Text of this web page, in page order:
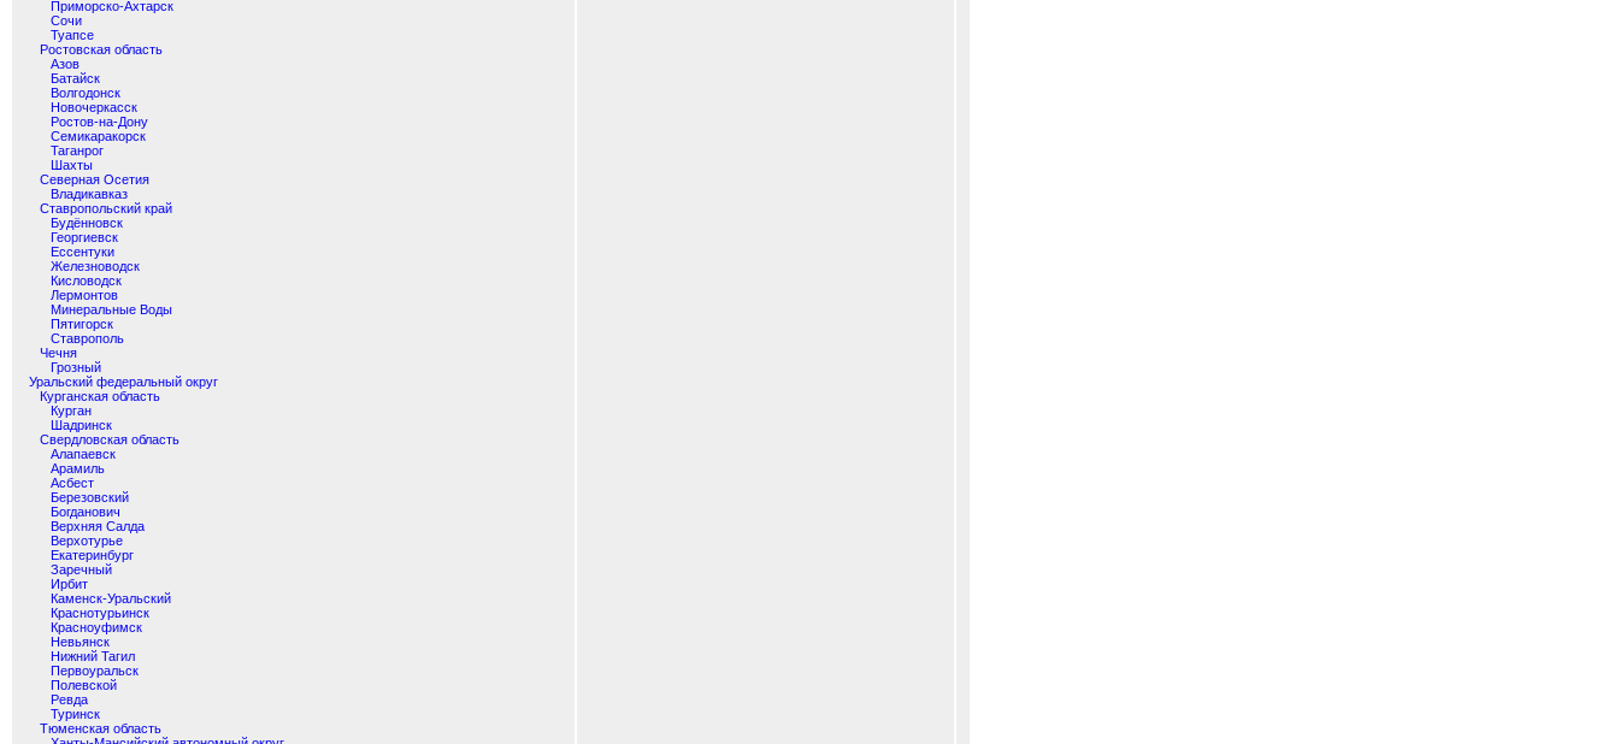
Приморско-Ахтарск
Сочи
Туапсе
Ростовская область
Азов
Батайск
Волгодонск
Новочеркасск
Ростов-на-Дону
Семикаракорск
Таганрог
Шахты
Северная Осетия
Владикавказ
Ставропольский край
Будённовск
Георгиевск
Ессентуки
Железноводск
Кисловодск
Лермонтов
Минеральные Воды
Пятигорск
Ставрополь
Чечня
Грозный
Уральский федеральный округ
Курганская область
Курган
Шадринск
Свердловская область
Алапаевск
Арамиль
Асбест
Березовский
Богданович
Верхняя Салда
Верхотурье
Екатеринбург
Заречный
Ирбит
Каменск-Уральский
Краснотурьинск
Красноуфимск
Невьянск
Нижний Тагил
Первоуральск
Полевской
Ревда
Туринск
Тюменская область